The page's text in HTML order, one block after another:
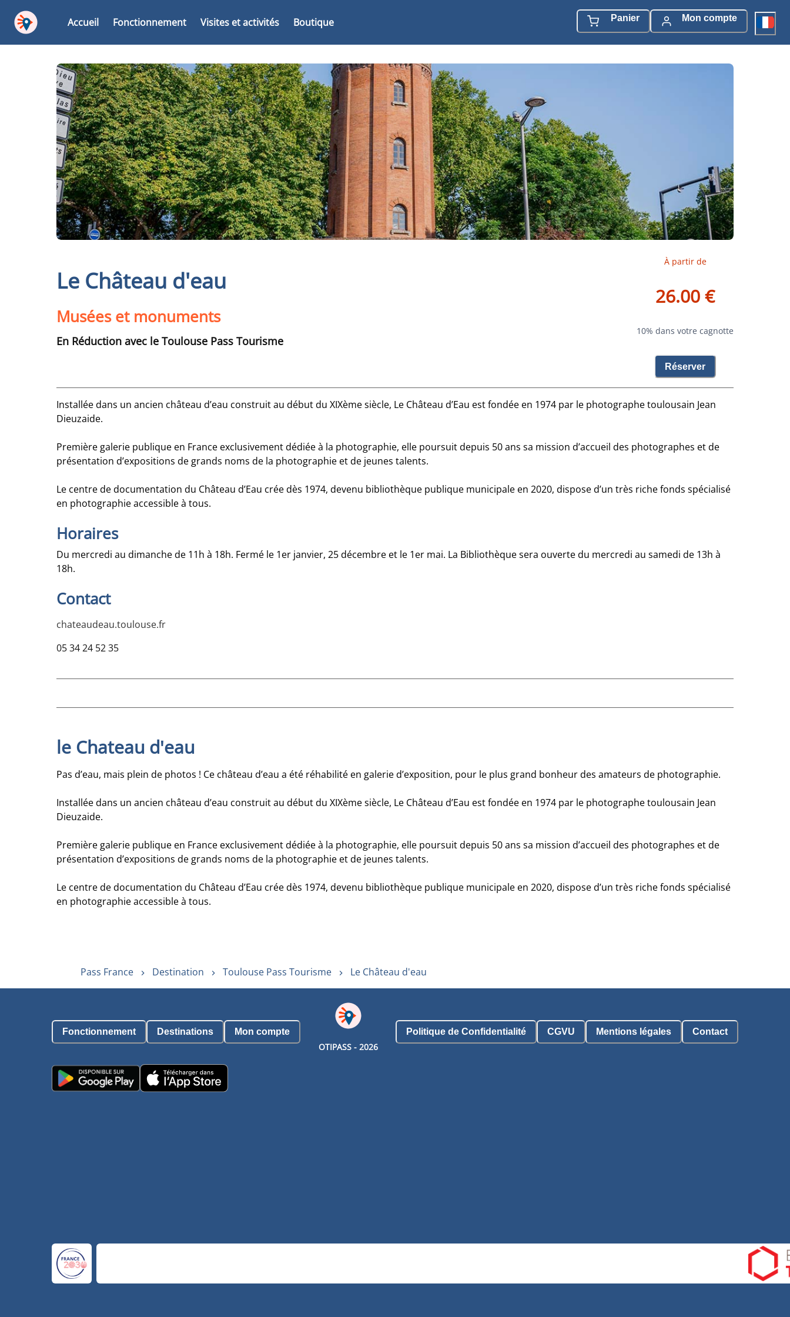
Accueil Fonctionnement Visites et activités Boutique Panier Mon compte
Le Château d'eau
Musées et monuments
En Réduction avec le Toulouse Pass Tourisme
À partir de
26.00 €
10% dans votre cagnotte
Réserver
Installée dans un ancien château d’eau construit au début du XIXème siècle, Le Château d’Eau est fondée en 1974 par le photographe toulousain Jean
Dieuzaide.
Première galerie publique en France exclusivement dédiée à la photographie, elle poursuit depuis 50 ans sa mission d’accueil des photographes et de
présentation d’expositions de grands noms de la photographie et de jeunes talents.
Le centre de documentation du Château d’Eau crée dès 1974, devenu bibliothèque publique municipale en 2020, dispose d’un très riche fonds spécialisé
en photographie accessible à tous.
Horaires
Du mercredi au dimanche de 11h à 18h. Fermé le 1er janvier, 25 décembre et le 1er mai. La Bibliothèque sera ouverte du mercredi au samedi de 13h à
18h.
Contact
chateaudeau.toulouse.fr
05 34 24 52 35
le Chateau d'eau
Pas d’eau, mais plein de photos ! Ce château d’eau a été réhabilité en galerie d’exposition, pour le plus grand bonheur des amateurs de photographie.
Installée dans un ancien château d’eau construit au début du XIXème siècle, Le Château d’Eau est fondée en 1974 par le photographe toulousain Jean
Dieuzaide.
Première galerie publique en France exclusivement dédiée à la photographie, elle poursuit depuis 50 ans sa mission d’accueil des photographes et de
présentation d’expositions de grands noms de la photographie et de jeunes talents.
Le centre de documentation du Château d’Eau crée dès 1974, devenu bibliothèque publique municipale en 2020, dispose d’un très riche fonds spécialisé
en photographie accessible à tous.
Pass France Destination Toulouse Pass Tourisme Le Château d'eau
Fonctionnement Destinations Mon compte
OTIPASS - 2026
Politique de Confidentialité CGVU Mentions légales Contact